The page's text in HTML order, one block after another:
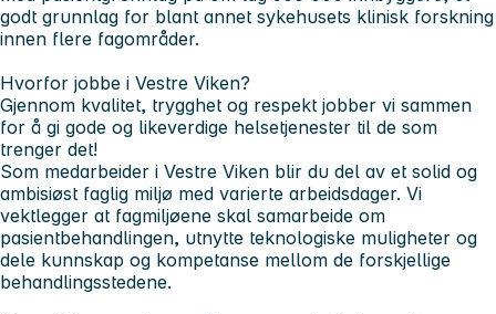
godt grunnlag for blant annet sykehusets ​​klin​isk forskning
innen flere fagområder.
Hvorfor jobbe i Vestre Viken?
Gjennom kvalitet, trygghet og respekt jobber vi sammen
for å gi gode og likeverdige helsetjenester til de som
trenger det!
Som medarbeider i Vestre Viken blir du del av et solid og
ambisiøst faglig miljø med varierte arbeidsdager. Vi
vektlegger at fagmiljøene skal samarbeide om
pasientbehandlingen, utnytte teknologiske muligheter og
dele kunnskap og kompetanse mellom de forskjellige
behandlingsstedene.